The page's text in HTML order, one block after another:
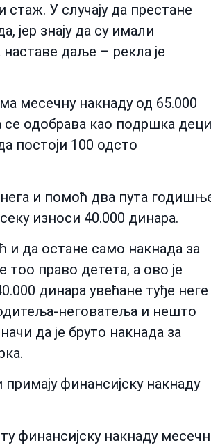
стаж. У случају да престане
јер знају да су имали
даље – рекла је
месечну накнаду од 65.000
се одобрава као подршка деци
постоји 100 одсто
нега и помоћ два пута
износи 40.000 динара.
и да остане само накнада за
право детета, а ово је
динара увећане туђе
неговатеља и нешто
да је бруто накнада за
финансијску накнаду
финансијску накнаду